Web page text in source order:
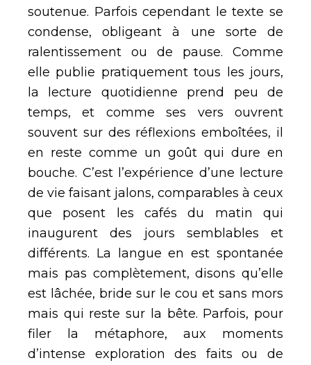
soutenue. Parfois cependant le texte se
condense, obligeant à une sorte de
ralentissement ou de pause. Comme
elle publie pratiquement tous les jours,
la lecture quotidienne prend peu de
temps, et comme ses vers ouvrent
souvent sur des réflexions emboîtées, il
en reste comme un goût qui dure en
bouche. C’est l’expérience d’une lecture
de vie faisant jalons, comparables à ceux
que posent les cafés du matin qui
inaugurent des jours semblables et
différents. La langue en est spontanée
mais pas complètement, disons qu’elle
est lâchée, bride sur le cou et sans mors
mais qui reste sur la bête. Parfois, pour
filer la métaphore, aux moments
d’intense exploration des faits ou de